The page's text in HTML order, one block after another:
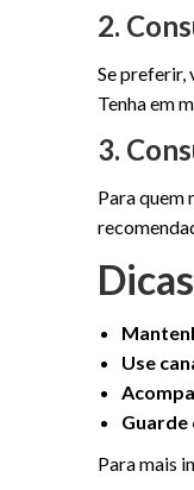
2.
Se preferir,
Tenha em
3.
Para quem
Use
Para mais